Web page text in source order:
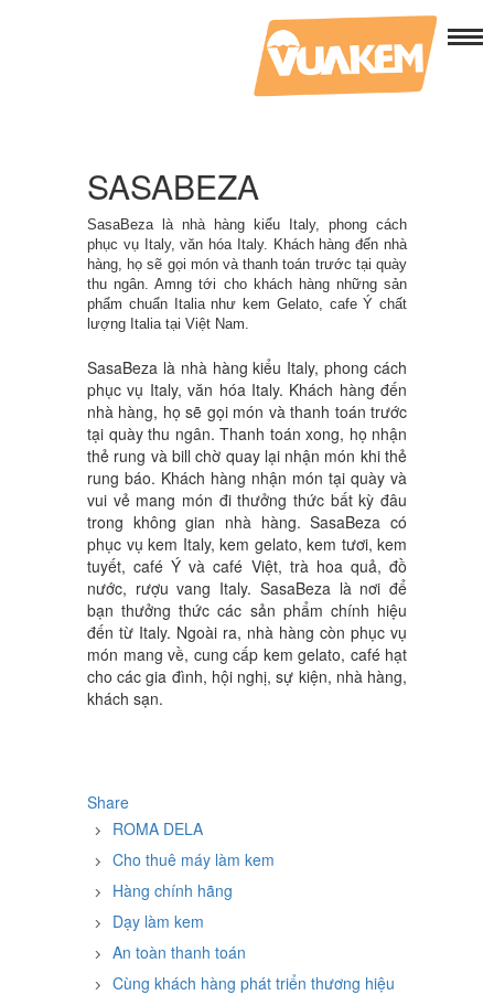
SASABEZA
SasaBeza là nhà hàng kiểu Italy, phong cách
phục vụ Italy, văn hóa Italy. Khách hàng đến nhà
hàng, họ sẽ gọi món và thanh toán trước tại quày
thu ngân. Amng tới cho khách hàng những sản
phẩm chuẩn Italia như kem Gelato, cafe Ý chất
lượng Italia tại Việt Nam.
SasaBeza là nhà hàng kiểu Italy, phong cách
phục vụ Italy, văn hóa Italy. Khách hàng đến
nhà hàng, họ sẽ gọi món và thanh toán trước
tại quày thu ngân. Thanh toán xong, họ nhận
thẻ rung và bill chờ quay lại nhận món khi thẻ
rung báo. Khách hàng nhận món tại quày và
vui vẻ mang món đi thưởng thức bất kỳ đâu
trong không gian nhà hàng. SasaBeza có
phục vụ kem Italy, kem gelato, kem tươi, kem
tuyết, café Ý và café Việt, trà hoa quả, đồ
nước, rượu vang Italy. SasaBeza là nơi để
bạn thưởng thức các sản phẩm chính hiệu
đến từ Italy. Ngoài ra, nhà hàng còn phục vụ
món mang về, cung cấp kem gelato, café hạt
cho các gia đình, hội nghị, sự kiện, nhà hàng,
khách sạn.
Share
ROMA DELA
Cho thuê máy làm kem
Hàng chính hãng
Dạy làm kem
An toàn thanh toán
Cùng khách hàng phát triển thương hiệu